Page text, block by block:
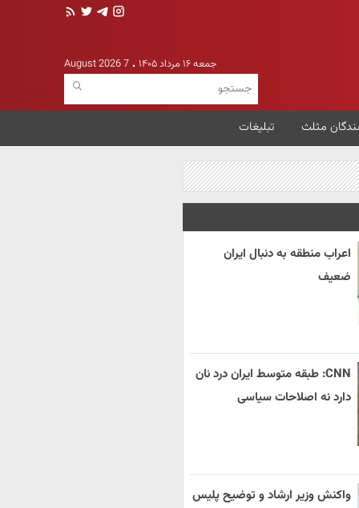
جمعه ۱۶ مرداد ۱۴۰۵ 7 August 2026
مثلث تبلیغات
اعراب منطقه به دنبال ایران
ضعیف
CNN: طبقه متوسط ایران درد نان
دارد نه اصلاحات سیاسی
واکنش وزیر ارشاد و توضیح پلیس